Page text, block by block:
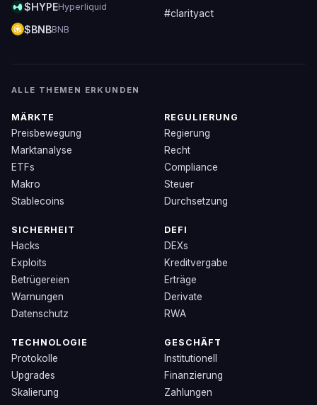
$HYPEHyperliquid
$BNBBNB
#clarityact
ALLE THEMEN ERKUNDEN
MÄRKTE
Preisbewegung
Marktanalyse
ETFs
Makro
Stablecoins
REGULIERUNG
Regierung
Recht
Compliance
Steuer
Durchsetzung
SICHERHEIT
Hacks
Exploits
Betrügereien
Warnungen
Datenschutz
DEFI
DEXs
Kreditvergabe
Erträge
Derivate
RWA
TECHNOLOGIE
Protokolle
Upgrades
Skalierung
GESCHÄFT
Institutionell
Finanzierung
Zahlungen